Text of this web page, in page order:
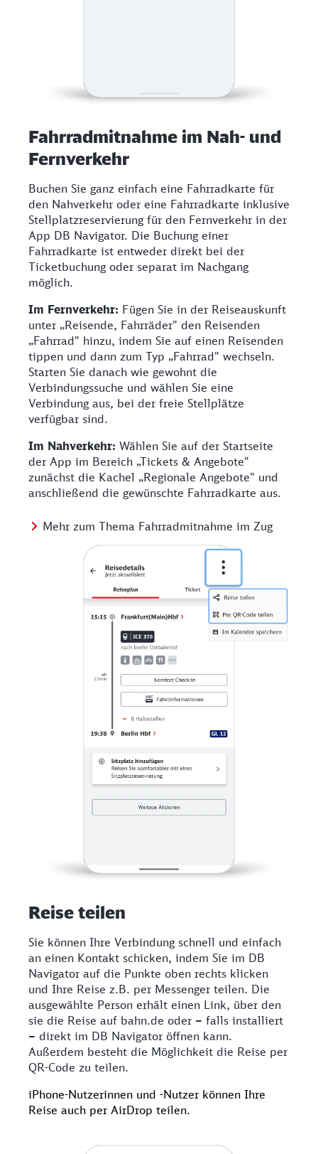
Fahrradmitnahme im Nah- und
Fernverkehr
Buchen Sie ganz einfach eine Fahrradkarte für
den Nahverkehr oder eine Fahrradkarte inklusive
Stellplatzreservierung für den Fernverkehr in der
App DB Navigator. Die Buchung einer
Fahrradkarte ist entweder direkt bei der
Ticketbuchung oder separat im Nachgang
möglich.
Im Fernverkehr: Fügen Sie in der Reiseauskunft
unter „Reisende, Fahrräder" den Reisenden
„Fahrrad" hinzu, indem Sie auf einen Reisenden
tippen und dann zum Typ „Fahrrad" wechseln.
Starten Sie danach wie gewohnt die
Verbindungssuche und wählen Sie eine
Verbindung aus, bei der freie Stellplätze
verfügbar sind.
Im Nahverkehr: Wählen Sie auf der Startseite
der App im Bereich „Tickets & Angebote"
zunächst die Kachel „Regionale Angebote" und
anschließend die gewünschte Fahrradkarte aus.
Mehr zum Thema Fahrradmitnahme im Zug
Reise teilen
Sie können Ihre Verbindung schnell und einfach
an einen Kontakt schicken, indem Sie im DB
Navigator auf die Punkte oben rechts klicken
und Ihre Reise z.B. per Messenger teilen. Die
ausgewählte Person erhält einen Link, über den
sie die Reise auf bahn.de oder – falls installiert
– direkt im DB Navigator öffnen kann.
Außerdem besteht die Möglichkeit die Reise per
QR-Code zu teilen.
iPhone-Nutzerinnen und -Nutzer können Ihre
Reise auch per AirDrop teilen.